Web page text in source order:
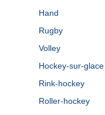
Hand
Rugby
Volley
Hockey-sur-glace
Rink-hockey
Roller-hockey